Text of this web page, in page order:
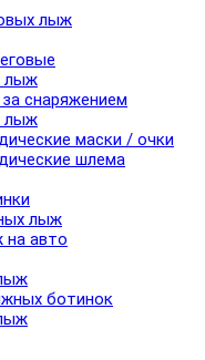
лыж
лыж
снаряжением
лыж
маски / очки
шлема
лыж
на авто
ботинок